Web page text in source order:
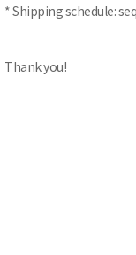
* Shipping schedule:
Thank you!